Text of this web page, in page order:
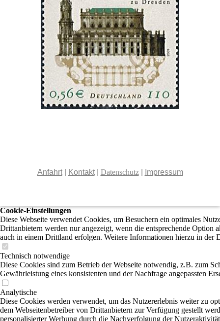
Anfahrt| Kontakt| Datenschutz| Impressum
Cookie-Einstellungen
Diese Webseite verwendet Cookies, um Besuchern ein optimales
Drittanbietern werden nur angezeigt, wenn die entsprechende Option
auch in einem Drittland erfolgen. Weitere Informationen hierzu in der
Technisch notwendige
Diese Cookies sind zum Betrieb der Webseite notwendig, z.B. zum
Gewährleistung eines konsistenten und der Nachfrage angepassten
Analytische
Diese Cookies werden verwendet, um das Nutzererlebnis weiter zu
dem Webseitenbetreiber von Drittanbietern zur Verfügung gestellt
personalisierter Werbung durch die Nachverfolgung der